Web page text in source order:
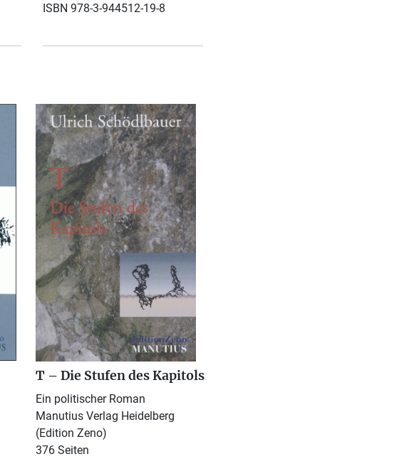
ISBN 978-3-944512-19-8
T – Die Stufen des Kapitols
Ein politischer Roman
Manutius Verlag Heidelberg
(Edition Zeno)
376 Seiten